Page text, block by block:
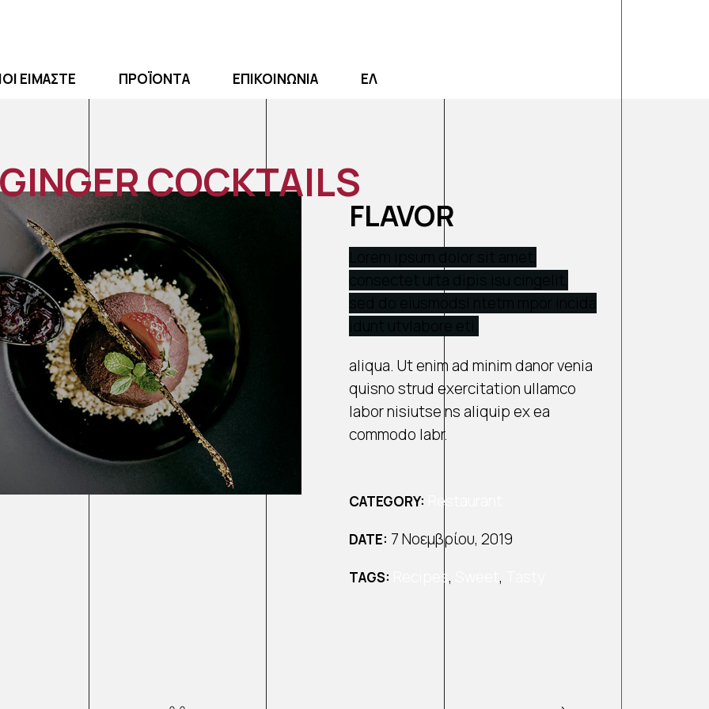
ΕΙΜΑΣΤΕ ΠΡΟΪΟΝΤΑ EΠΙΚΟΙΝΩΝΙΑ EΛ
GINGER COCKTAILS
FLAVOR
aliqua. Ut enim ad minim danor venia
quisno strud exercitation ullamco
labor nisiutse ns aliquip ex ea
commodo labr.
CATEGORY: Restaurant
DATE: 7 Νοεμβρίου, 2019
TAGS: Recipes, ,